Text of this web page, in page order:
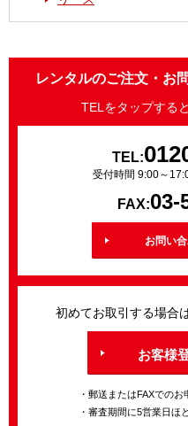
レンタルのご注文・お
TELをタップする
TEL:
受付時間 9:00～
FAX:03-
お問い
初めてお取引する場合
お客様
・郵送またはFAXでのお
・審査期間に5営業日ほ